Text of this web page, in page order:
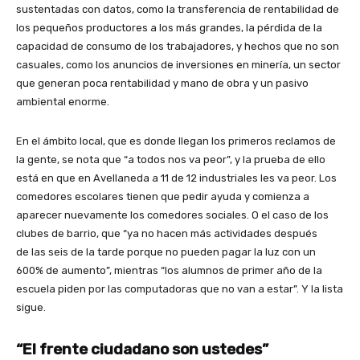
sustentadas con datos, como la transferencia de rentabilidad de
los pequeños productores a los más grandes, la pérdida de la
capacidad de consumo de los trabajadores, y hechos que no son
casuales, como los anuncios de inversiones en minería, un sector
que generan poca rentabilidad y mano de obra y un pasivo
ambiental enorme.
En el ámbito local, que es donde llegan los primeros reclamos de
la gente, se nota que “a todos nos va peor”, y la prueba de ello
está en que en Avellaneda a 11 de 12 industriales les va peor. Los
comedores escolares tienen que pedir ayuda y comienza a
aparecer nuevamente los comedores sociales. O el caso de los
clubes de barrio, que “ya no hacen más actividades después
de las seis de la tarde porque no pueden pagar la luz con un
600% de aumento”, mientras “los alumnos de primer año de la
escuela piden por las computadoras que no van a estar”. Y la lista
sigue.
“El frente ciudadano son ustedes”